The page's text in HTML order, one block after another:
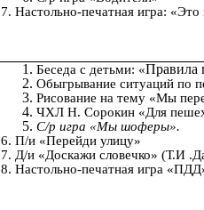
7. Настольно-печатная игра:
Беседа с детьми: «Правила
Обыгрывание ситуаций по
Рисование на тему «Мы
ЧХЛ Н. Сорокин «Для
С/р игра «Мы шоферы».
6. П/и «Перейди улицу»
7. Д/и «Доскажи словечко» (Т.И
8. Настольно-печатная игра